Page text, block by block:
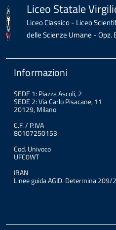
Liceo Statale
Liceo Classico - Liceo
delle Scienze Umane - Opz.
Informazioni
SEDE 1: Piazza Ascoli, 2
SEDE 2: Via Carlo Pisacane, 11
20129, Milano
C.F. / P.IVA
80107250153
Cod. Univoco
UFC0WT
IBAN
Linee guida AGID. Determina 209/